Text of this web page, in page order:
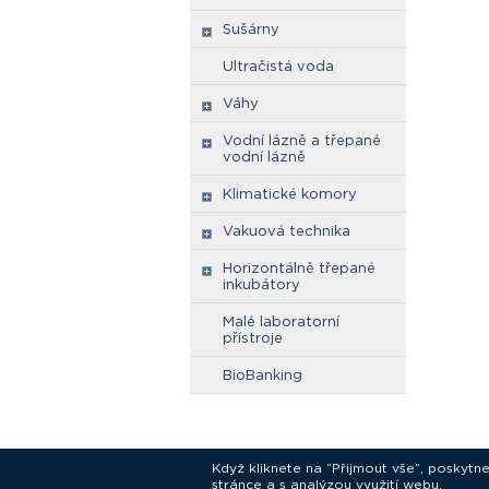
Sušárny
Ultračistá voda
Váhy
Vodní lázně a třepané
vodní lázně
Klimatické komory
Vakuová technika
Horizontálně třepané
inkubátory
Malé laboratorní
přístroje
BioBanking
Když kliknete na “Přijmout vše”,
stránce a s analýzou využití webu.